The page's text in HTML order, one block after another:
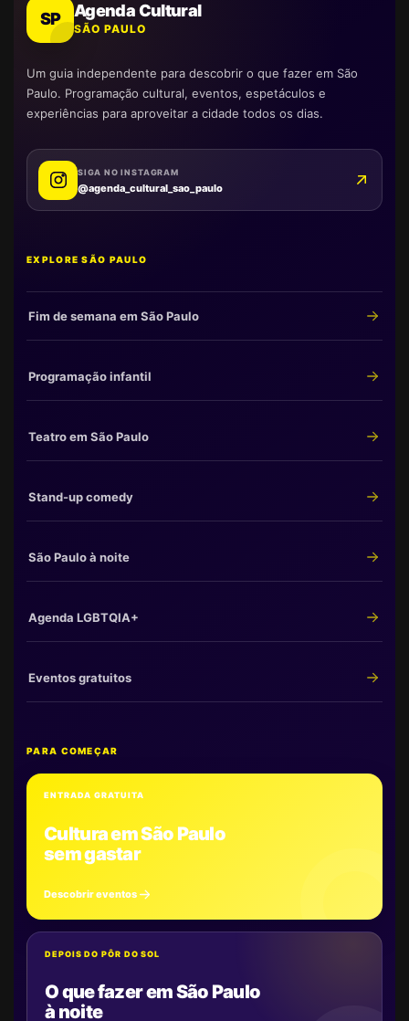
SP Agenda Cultural
SÃO PAULO
Um guia independente para descobrir o que fazer em São
Paulo. Programação cultural, eventos, espetáculos e
experiências para aproveitar a cidade todos os dias.
SIGA NO INSTAGRAM
@agenda_cultural_sao_paulo
EXPLORE SÃO PAULO
Fim de semana em São Paulo
Programação infantil
Teatro em São Paulo
Stand-up comedy
São Paulo à noite
Agenda LGBTQIA+
Eventos gratuitos
PARA COMEÇAR
ENTRADA GRATUITA
Cultura em São Paulo
sem gastar
Descobrir eventos
DEPOIS DO PÔR DO SOL
O que fazer em São Paulo
à noite